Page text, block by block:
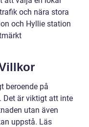
och nära stora
och Hyllie station
beroende på
Det är viktigt att inte
utan även
uppstå. Läs